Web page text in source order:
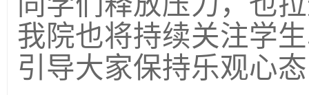
我院也将持续关注学
引导大家保持乐观心